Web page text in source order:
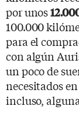
por unos
100.000
para el
con algún
un poco de
necesitados
incluso,